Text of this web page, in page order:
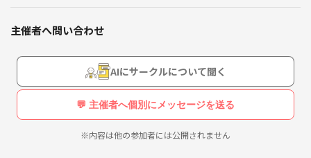
味がある方、是非メール下さい！
主催者へ問い合わせ
AIにサークルについて聞く
💬 主催者へ個別にメッセージを送る
※内容は他の参加者には公開されません